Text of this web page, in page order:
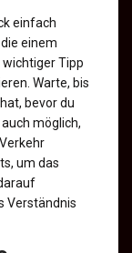
einfach
einem
wichtiger Tipp
Warte, bis
bevor du
möglich,
um das
Verständnis